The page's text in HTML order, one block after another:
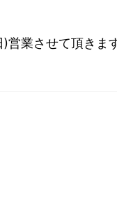
営業させて頂きます